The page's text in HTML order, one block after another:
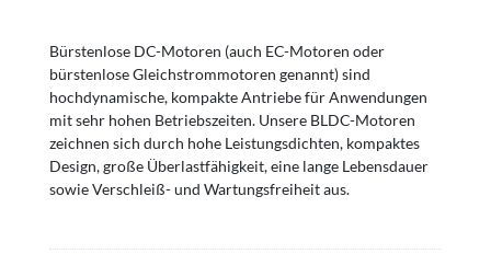
Bürstenlose DC-Motoren (auch EC-Motoren oder
bürstenlose Gleichstrommotoren genannt) sind
hochdynamische, kompakte Antriebe für Anwendungen
mit sehr hohen Betriebszeiten. Unsere BLDC-Motoren
zeichnen sich durch hohe Leistungsdichten, kompaktes
Design, große Überlastfähigkeit, eine lange Lebensdauer
sowie Verschleiß- und Wartungsfreiheit aus.